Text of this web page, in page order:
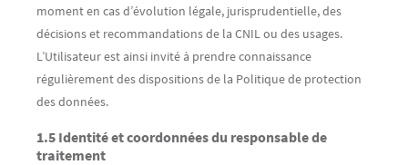
moment en cas d’évolution légale, jurisprudentielle, des
décisions et recommandations de la CNIL ou des usages.
L’Utilisateur est ainsi invité à prendre connaissance
régulièrement des dispositions de la Politique de protection
des données.
1.5 Identité et coordonnées du responsable de
traitement